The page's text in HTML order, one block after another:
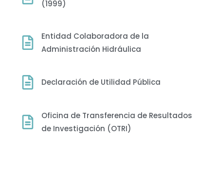
(1999)
Entidad Colaboradora de la
Administración Hidráulica
Declaración de Utilidad Pública
Oficina de Transferencia de Resultados
de Investigación (OTRI)